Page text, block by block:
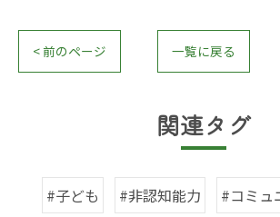
< 前のページ 一覧に戻る
関連タグ
#子ども #非認知能力
#コミュ